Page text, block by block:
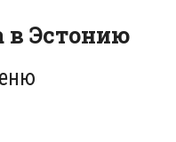
в Эстонию